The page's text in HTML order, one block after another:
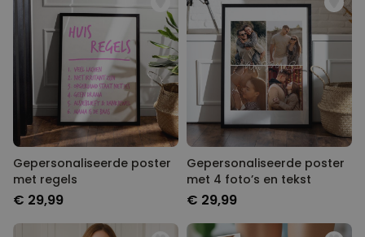
Gepersonaliseerde poster
met regels
€ 29,99
Gepersonaliseerde poster
met 4 foto’s en tekst
€ 29,99